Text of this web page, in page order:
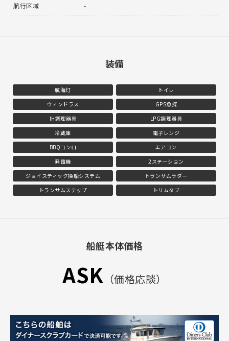
航行区域 -
装備
航海灯
トイレ
ウィンドラス
GPS魚探
IH調理器具
LPG調理器具
冷蔵庫
電子レンジ
BBQコンロ
エアコン
発電機
2ステーション
ジョイスティック操船システム
トランサムラダー
トランサムステップ
トリムタブ
船艇本体価格
ASK （価格応談）